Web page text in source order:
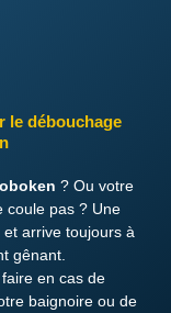
le débouchage
? Ou votre
coule pas ? Une
arrive toujours à
gênant.
en cas de
baignoire ou de